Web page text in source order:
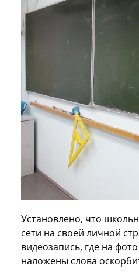
Установлено, что
сети на своей личной
видеозапись, где на
наложены слова